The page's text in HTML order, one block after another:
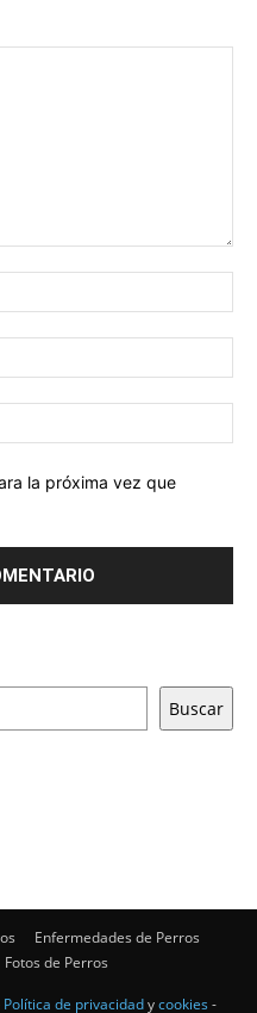
la próxima vez que
Buscar
Enfermedades de Perros
Fotos de Perros
Política de privacidadycookies -